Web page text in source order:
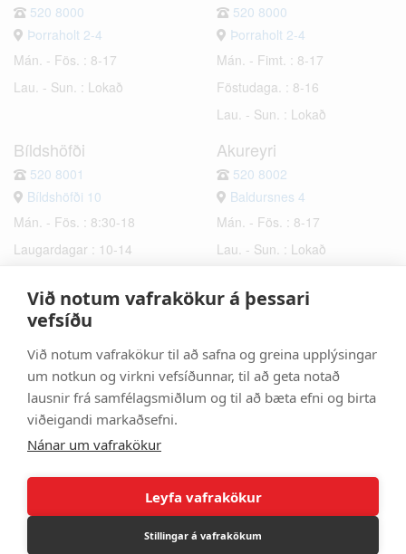
Við notum vafrakökur á þessari
vefsíðu
Við notum vafrakökur til að safna og greina upplýsingar
um notkun og virkni vefsíðunnar, til að geta notað
lausnir frá samfélagsmiðlum og til að bæta efni og birta
viðeigandi markaðsefni.
Nánar um vafrakökur
Leyfa vafrakökur
Stillingar á vafrakökum
520 8000
Þorraholt 2-4
Mán. - Fös. : 8-17
Lau. - Sun. : Lokað
520 8000
Þorraholt 2-4
Mán. - Fimt. : 8-17
Föstudaga. : 8-16
Lau. - Sun. : Lokað
Bíldshöfði
520 8001
Bíldshöfði 10
Mán. - Fös. : 8:30-18
Laugardagar : 10-14
Akureyri
520 8002
Baldursnes 4
Mán. - Fös. : 8-17
Lau. - Sun. : Lokað
Hafnarfjörður
Bæjarhraun 6
Mán. - Fös. : 8-17
Lau. - Sun. : Lokað
Selfoss
Hrísmýri 2a
Mán. - Fös. : 8-17
Lau. - Sun. : Lokað